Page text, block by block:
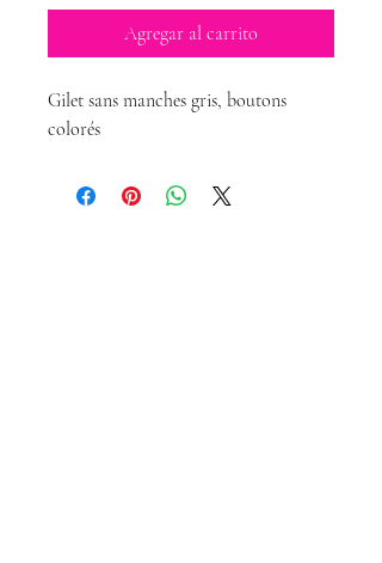
Agregar al carrito
Gilet sans manches gris, boutons
colorés